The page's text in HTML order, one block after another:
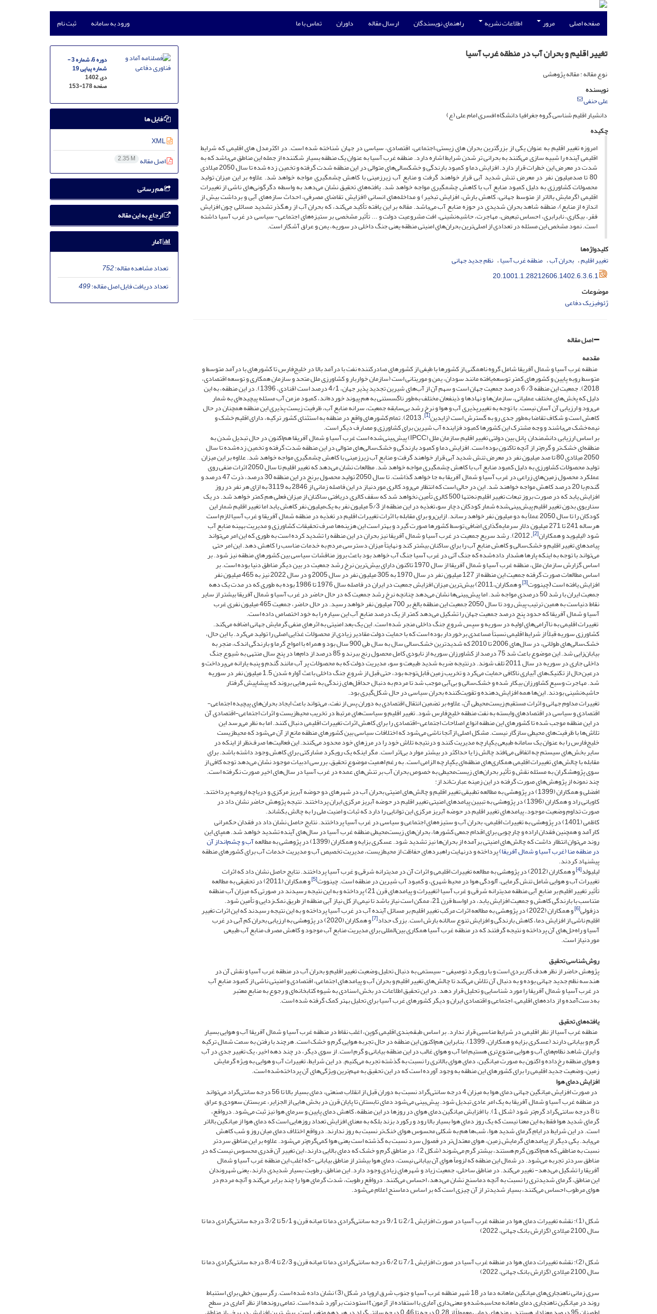
صفحه اصلی مرور اطلاعات نشریه راهنمای نویسندگان ارسال مقاله داوران تماس با ما ورود به سامانه ثبت نام
تغییر اقلیم و بحران آب در منطقه غرب آسیا
نوع مقاله : مقاله پژوهشی
نویسنده
علی حنفی
دانشیار اقلیم شناسی گروه جغرافیا دانشگاه افسری امام علی (ع)
چکیده
امروزه تغییر اقلیم به عنوان یکی از بزرگترین بحران های زیستی،اجتماعی، اقتصادی، سیاسی در جهان شناخته شده است. در اکثرمدل های اقلیمی که شرایط
اقلیمی آینده را شبیه سازی می‌کنند به بحرانی تر شدن شرایط اشاره دارد. منطقه غرب آسیا به عنوان یک منطقه بسیار شکننده از جمله این مناطق می‌باشد که به
شدت در معرض این خطرات قرار دارد. افزایش دما و کمبود بارندگی و خشکسالی‌های متوالی در این منطقه شدت گرفته و تخمین زده شده تا سال 2050 میلادی
80 تا صد‌میلیون نفر در معرض تنش شدید آبی قرار خواهند گرفت و منابع آب زیرزمینی با کاهش چشمگیری مواجه خواهد شد. علاوه بر این میزان تولید
محصولات کشاورزی به دلیل کمبود منابع آب با کاهش چشمگیری مواجه خواهد شد. یافته‌های تحقیق نشان می‌دهد به واسطه دگرگونی‌های ناشی از تغییرات
اقلیمی (گرمایش بالاتر از متوسط جهانی، کاهش بارش، افزایش تبخیر) و مداخله‌های انسانی (افزایش تقاضای مصرفی، احداث سازه‌های آبی و برداشت بیش از
اندازه از منابع)، منطقه شاهد بحران شدیدی در حوزه منابع آب می‌باشد. مقاله بر این یافته تأکید می‌کند، که بحران آب از رهگذر تشدید مسائلی چون افزایش
فقر، بیکاری، نابرابری، احساس تبعیض، مهاجرت، حاشیه‌نشینی، افت مشروعیت دولت و ... تأثیر مشخصی بر ستیزه‌های اجتماعی- سیاسی در غرب آسیا داشته
است. نمود مشخص این مسئله در تعدادی از اصلی‌ترین بحران‌های امنیتی منطقه یعنی جنگ داخلی در سوریه، یمن و عراق آشکار است.
کلیدواژه‌ها
تغییر اقلیم بحران آب منطقه غرب آسیا نظم جدید جهانی
20.1001.1.28212606.1402.6.3.6.1
موضوعات
ژئوفیزیک دفاعی
اصل مقاله
مقدمه
منطقه غرب آسیا و شمال آفریقا شامل گروه ناهمگنی از کشورها با طیفی از کشورهای صادرکننده نفت با درآمد بالا در خلیج‌فارس تا کشورهای با درآمد متوسط و
متوسط روبه پایین و کشورهای کمتر توسعه‌یافته مانند سودان، یمن و موریتانی است (سازمان خواربار و کشاورزی ملل متحد و سازمان همکاری و توسعه اقتصادی،
2018). جمعیت این منطقه 3/ 6 درصد جمعیت جهان است و سهم آن از آب‌های شیرین تجدید پذیر جهان، 4/1 درصد است (قنادی، 1396). در این منطقه، به این
دلیل که پخش‌های مختلف عملیاتی، سازمان‌ها و نهادها و ذینفعان مختلف به‌طور ناگسستنی به هم پیوند خورده‌اند، کمبود مزمن آب مسئله پیچیده‌ای به شمار
می‌رود و ارزیابی آن آسان نیست. با توجه به تغییرپذیری آب و هوا و نرخ رشد بی‌سابقه جمعیت، سرانه منابع آب، ظرفیت زیست پذیری این منطقه همچنان در حال
کاهش است و شکاف تقاضا به‌طور جدی رو به گسترش است (زایدین[1] ، 2013). تمام کشورهای واقع در منطقه به استثنای کشور ترکیه، دارای اقلیم خشک و
نیمه‌خشک می‌باشند و وجه مشترک این کشورها کمبود فزاینده آب شیرین برای کشاورزی و مصارف دیگر است.
بر اساس ارزیابی دانشمندان پانل بین دولتی تغییر اقلیم سازمان ملل (IPCC) پیش‌بینی‌شده است غرب آسیا و شمال آفریقا هم‌اکنون در حال تبدیل شدن به
منطقه‌ای خشک‌تر و گرم‌تر از آنچه تاکنون بوده است. افزایش دما و کمبود بارندگی و خشک‌سالی‌های متوالی در این منطقه شدت گرفته و تخمین زده‌شده تا سال
2050 میلادی 80 تا صد میلیون نفر در معرض تنش شدید آبی قرار خواهند گرفت و منابع آب زیرزمینی با کاهش چشمگیری مواجه خواهد شد. علاوه بر این میزان
تولید محصولات کشاورزی به دلیل کمبود منابع آب با کاهش چشمگیری مواجه خواهد شد. مطالعات نشان می‌دهد که تغییر اقلیم تا سال 2050 اثرات منفی روی
عملکرد محصول زمین‌های زراعی در غرب آسیا و شمال آفریقا به جا خواهد گذاشت. تا سال 2050 تولید محصول برنج در این منطقه 30 درصد، ذرت 47 درصد و
گندم با 20 درصد کاهش مواجه خواهند شد. این در حالی است که انتظار می‌رود کالری موردنیاز در این فاصله زمانی از 2846 به 3119 به ازای هر نفر در روز
افزایش یابد که در صورت بروز تبعات تغییر اقلیم نه‌تنها 500 کالری تأمین نخواهد شد که سقف کالری دریافتی ساکنان از میزان فعلی هم کمتر خواهد شد. در یک
سناریوی بدون تغییر اقلیم پیش‌بینی‌شده شمار کودکان دچار سوءتغذیه در این منطقه از 5/3 میلیون نفر به یک‌میلیون نفر کاهش یابد اما تغییر اقلیم شمار این
کودکان را تا سال 2050 عملاً به دو میلیون نفر خواهد رساند. ازاین‌رو برای مقابله با اثرات تغییرات اقلیم در تغذیه در منطقه شمال آفریقا و غرب آسیا لازم است
هرساله 241 تا 271 میلیون دلار سرمایه‌گذاری اضافی توسط کشورها صورت گیرد و بهتر است این هزینه‌ها صرف تحقیقات کشاورزی و مدیریت بهینه منابع آب
شود (لیلیوید و همکاران[2] ، 2012). رشد سریع جمعیت در غرب آسیا و شمال آفریقا نیز بحران در این منطقه را تشدید کرده است به طوری که این امر می‌تواند
پیامدهای تغییر اقلیم و خشک‌سالی و کاهش منابع آب را برای ساکنان بیشتر کند و نهایتاً میزان دسترسی مردم به خدمات مناسب را کاهش دهد. این امر حتی
می‌تواند با توجه به اینکه پارها هشدار داده‌شده که جنگ آتی در غرب آسیا جنگ آب خواهد بود باعث بروز مناقشات سیاسی بین کشورهای منطقه نیز شود. بر
اساس گزارش سازمان ملل، منطقه غرب آسیا و شمال آفریقا از سال 1970 تاکنون دارای بیش‌ترین نرخ رشد جمعیت در بین دیگر مناطق دنیا بوده است. بر
اساس مطالعات صورت گرفته جمعیت این منطقه از 127 میلیون نفر در سال 1970 به 305 میلیون نفر در سال 2005 و در سال 2022 نیز به 465 میلیون نفر
افزایش یافته است(چینووت[3] و همکاران،2011) بیش‌ترین میزان افزایش جمعیت در ایران در فاصله سال 1976 تا 1986 بوده به طوری که در مدت یک دهه
جمعیت ایران با رشد 50 درصدی مواجه شد. اما پیش‌بینی‌ها نشان می‌دهد چنانچه نرخ رشد جمعیت که در حال حاضر در غرب آسیا و شمال آفریقا بیشتر از سایر
نقاط دنیاست به همین ترتیب پیش رود تا سال 2050 جمعیت این منطقه بالغ بر 700 میلیون نفر خواهد رسید. در حال حاضر، جمعیت 465 میلیون نفری غرب
آسیا و شمال آفریقا که حدود پنج درصد جمعیت جهان را تشکیل می‌دهد کمتر از یک درصد منابع آب این سیاره را به خود اختصاص داده است.
تغییرات اقلیمی به ناآرامی‌های اولیه در سوریه و سپس شروع جنگ داخلی منجر شده است. این یک بعد امنیتی به اثرهای منفی گرمایش جهانی اضافه می‌کند.
کشاورزی سوریه قبلاً از شرایط اقلیمی نسبتاً مساعدی برخوردار بوده است که با حمایت دولت مقادیر زیادی از محصولات غذایی اصلی را تولید می‌کرد. با این حال،
خشک‌سالی‌های طولانی، در سال‌های 2006 تا 2010 که شدیدترین خشک‌سالی سال به سال طی 900 سال بود و همراه با امواج گرما و بارندگی اندک، منجر به
بیابان‌زایی شد. این موضوع باعث شد 75 درصد از کشاورزان سوریه از نابودی کامل محصول رنج ببرند و 85 درصد از دام‌ها در پنج سال منتهی به شیوع جنگ
داخلی جاری در سوریه در سال 2011 تلف شوند. درنتیجه ضربه شدید طبیعت و سوء مدیریت دولت که به محصولات پر آب مانند گندم و پنبه یارانه می‌پرداخت و
درعین‌حال از تکنیک‌های آبیاری ناکافی حمایت می‌کرد و تخریب زمین قابل‌توجه بود، حتی قبل از شروع جنگ داخلی باعث آواره شدن 1.5 میلیون نفر در سوریه
شد. مهاجرت وسیع کشاورزان بیکار شده و خشک‌سالی و بی‌آبی موجب شد تا مردم به دنبال حداقل‌های زندگی به شهرهایی بروند که پیشاپیش گرفتار
حاشیه‌نشینی بودند. این‌ها همه افزایش‌دهنده و تقویت‌کننده بحران سیاسی در حال شکل‌گیری بود.
تغییرات مداوم جهانی و اثرات مستقیم زیست‌محیطی آن، علاوه بر تضمین انتقال اقتصادی به دوران پس از نفت، می‌تواند باعث ایجاد بحران‌های پیچیده اجتماعی-
اقتصادی و سیاسی در اقتصادهای وابسته به نفت منطقه خلیج‌فارس شود. تغییر اقلیم و سیاست‌های مرتبط در تخریب محیط‌زیست و اثرات اجتماعی-اقتصادی آن
در این منطقه موجب شده تا کشورهای این منطقه انواع اصلاحات اجتماعی-اقتصادی را برای کاهش اثرات تغییرات اقلیمی دنبال کنند. اما به نظر می‌رسد این
تلاش‌ها با ظرفیت‌های محیطی سازگار نیست. مشکل اصلی ازآنجا ناشی می‌شود که اختلافات سیاسی بین کشورهای منطقه مانع از آن می‌شود که محیط‌زیست
خلیج‌فارس را به عنوان یک سامانه طبیعی یکپارچه مدیریت کنند و درنتیجه تلاش خود را در مرزهای خود محدود می‌کنند. این فعالیت‌ها صرف‌نظر از اینکه در
سایر بخش‌های سیستم چه اتفاقی می‌افتد چالش زا یا حداکثر در بیشتر موارد بی‌اثر است. مگر اینکه یک رویکرد مشارکتی برای کاهش وجود داشته باشد. برای
مقابله با چالش‌های تغییرات اقلیمی همکاری‌های منطقه‌ای یکپارچه الزامی است. به رغم اهمیت موضوع تحقیق، بررسی ادبیات موجود نشان می‌دهد توجه کافی از
سوی پژوهشگران به مسئله نقش و تأثیر بحران‌های زیست‌محیطی به خصوص بحران آب بر تنش‌های عمده در غرب آسیا در سال‌های اخیر صورت نگرفته است.
چند نمونه از پژوهش‌های صورت گرفته در این زمینه عبارت‌اند از:
افضلی و همکاران (1399) در پژوهشی به مطالعه تطبیقی تغییر اقلیم و چالش‌های امنیتی بحران آب در شهرهای دو حوضه آبریز مرکزی و دریاچه ارومیه پرداختند.
کاویانی راد و همکاران (1396) در پژوهشی به تبیین پیامدهای امنیتی تغییر اقلیم در حوضه آبریز مرکزی ایران پرداختند. نتیجه پژوهش حاضر نشان داد در
صورت تداوم وضعیت موجود، پیامدهای تغییر اقلیم در حوضه آبریز مرکزی این توانایی را دارد که ثبات و امنیت ملی را به چالش بکشاند.
کاظمی (1401) در پژوهشی به تغییرات اقلیمی، بحران آب و ستیزه‌های اجتماعی و سیاسی در غرب آسیا پرداختند. نتایج حاصل نشان داد در فقدان حکمرانی
کارآمد و همچنین فقدان اراده و چارچوبی برای اقدام جمعی کشورها، بحران‌های زیست‌محیطی منطقه غرب آسیا در سال‌های آینده تشدید خواهد شد. همپای این
روند می‌توان انتظار داشت که چالش‌های امنیتی برآمده از بحران‌ها نیز تشدید شود. عسکری بزایه و همکاران (1399) در پژوهشی به مطالعه آب و چشم‌‏انداز آن
در منطقه منا (غرب آسیا و شمال آفریقا)پرداخته و درنهایت راهبردهای حفاظت از محیط‌زیست، مدیریت تخصیص آب و مدیریت خدمات آب برای کشورهای منطقه
پیشنهاد کردند.
لیلیولد[4] و همکاران (2012) در پژوهشی به مطالعه تغییرات اقلیمی و اثرات آن در مدیترانه شرقی و غرب آسیا پرداختند. نتایج حاصل نشان داد که اثرات
تغییرات آب و هوایی شامل تنش گرمایی، آلودگی هوا در محیط شهری، و کمبود آب شیرین در منطقه است. چینووت[5] و همکاران (2011) در تحقیقی به مطالعه
تأثیر تغییر اقلیم بر منابع آبی منطقه مدیترانه شرقی و غرب آسیا (تغییرات و پیامدهای قرن 21) پرداخته و به این نتیجه رسیدند در صورتی که میزان آب منطقه
متناسب با بارندگی کاهش و جمعیت افزایش یابد، در اواسط قرن 21، ممکن است نیاز باشد تا نیمی از کل نیاز آبی منطقه از طریق نمک‌زدایی و تأمین شود.
دزفولی[6] و همکاران (2022) در پژوهشی به مطالعه اثرات مرکب تغییر اقلیم بر مسائل آینده آب در غرب آسیا پرداخته و به این نتیجه رسیدند که این اثرات تغییر
اقلیم ناشی از افزایش دما، کاهش بارندگی و افزایش تنوع سالانه بارش است. بزرگ حداد[7] و همکاران (2020) در پژوهشی به ارزیابی بحران کم آبی در غرب
آسیا و راه‌حل‌های آن پرداخته و نتیجه گرفتند که در منطقه غرب آسیا همکاری بین‌المللی برای مدیریت منابع آب موجود و کاهش مصرف منابع آب طبیعی
موردنیاز است.
روش‌شناسی تحقیق
پژوهش حاضر از نظر هدف کاربردی است و با رویکرد توصیفی - سیستمی به دنبال تحلیل وضعیت تغییر اقلیم و بحران آب در منطقه غرب آسیا و نقش آن در
هندسه نظم جدید جهانی بوده و به دنبال آن تلاش می‌کند تا چالش‌های تغییر اقلیم و بحران آب و پیامدهای اجتماعی، اقتصادی و امنیتی ناشی از کمبود منابع آب
در غرب آسیا و شمال آفریقا را مورد شناسایی و تحلیل قرار دهد. در این تحقیق اطلاعات در بخش اسنادی به شیوه کتابخانه‌ای و رجوع به منابع معتبر
به‌دست‌آمده و از داده‌های اقلیمی، اجتماعی و اقتصادی ایران و دیگر کشورهای غرب آسیا برای تحلیل بهتر کمک گرفته ‌شده است.
یافته‌های تحقیق
منطقه غرب آسیا از نظر اقلیمی در شرایط مناسبی قرار ندارد. بر اساس طبقه‌بندی اقلیمی کوپن، اغلب نقاط در منطقه غرب آسیا و شمال آفریقا آب و هوایی بسیار
گرم و بیابانی دارند (عسکری بزایه و همکاران، 1399). بنابراین هم‌اکنون این منطقه در حال تجربه هوایی گرم و خشک است. هرچند با رفتن به سمت شمال ترکیه
و ایران شاهد نظام‌های آب و هوایی متنوع‌تری هستیم اما آب و هوای غالب در این منطقه بیابانی و گرم است. از سوی دیگر، در چند دهه اخیر، یک تغییر جدی در آب
و هوای منطقه رخ‌داده و اکنون به صورت میانگین، دمای هوای بالاتری را نسبت به گذشته تجربه می‌کنیم. در این شرایط، تغییرات آب و هوایی به ویژه گرمایش
زمین، وضعیت جدید اقلیمی را برای کشورهای این منطقه به وجود آورده است که در این تحقیق به مهم‌ترین ویژگی‌های آن پرداخته‌شده است.
افزایش دمای هوا
در صورت افزایش میانگین جهانی دمای هوا به میزان 4 درجه سانتی‌گراد نسبت به دوران قبل از انقلاب صنعتی، دمای بسیار بالا تا 56 درجه سانتی‌گراد می‌تواند
در منطقه غرب آسیا و شمال آفریقا به یک امر عادی تبدیل شود. پیش‌بینی می‌شود دمای تابستان تا پایان قرن در بخش هایی از الجزایر، عربستان سعودی و عراق
تا 8 درجه سانتی‌گراد گرم‌تر شود (شکل 1). با افزایش میانگین ِدمای هوای در روزها در این منطقه، کاهش دمای پایین و سرمای هوا نیز ثبت می‌شود. درواقع،
گرمای شدید هوا فقط به این معنا نیست که یک روز دمای هوا بسیار بالا رود و رکورد بزند بلکه به معنای افزایشِ تعداد روزهایی است که دمای هوا از میانگین بالاتر
است. در این شرایط در ایامِ گرمای شدید هوا، شب‌ها هم به شکلی محسوس هوای خنک‌تر نسبت به روز ندارند. درواقع اختلاف دمای میان روز و شب کاهش
می‌یابد. یکی دیگر از پیامدهای گرمایش زمین، هوای معتدل‌تر در فصول سرد نسبت به گذشته است یعنی هوا کمی‌گرم‌تر می‌شود. علاوه بر این مناطق سردتر
نسبت به مناطقی که هم‌اکنون گرم هستند، بیشتر گرم می‌شوند (شکل 2). در مناطق گرم و خشک که دمای بالایی دارند، این تغییر آن قدری محسوس نیست که در
مناطق سردتر تجربه می‌شود. در شمال این منطقه که لزوماً هوای آن بیابانی نیست، دمای هوا بیشتر از مناطق بیابانی -که اغلبِ این منطقه غرب آسیا و شمال
آفریقا را تشکیل می‌دهد- تغییر می‌کند. در مناطق ساحلی، جمعیت زیاد و شهرهای زیادی وجود دارد. این مناطق، رطوبت بسیار شدیدی دارند، یعنی شهروندان
این مناطق، گرمای شدیدتری را نسبت به آنچه دماسنج نشان می‌دهد، احساس می‌کنند. درواقع رطوبت، شدت گرمای هوا را چند برابر می‌کند و آنچه مردم در
هوای مرطوب احساس می‌کنند، بسیار شدیدتر از آن چیزی است که بر اساس دماسنج اعلام می‌شود.
شکل (1): نقشه تغییرات دمای هوا در منطقه غرب آسیا در صورت افزایش 2/1 تا 9/1 درجه سانتی‌گرادی دما تا میانه قرن و 5/1 تا 3/2 درجه سانتی‌گرادی دما تا
سال 2100 میلادی (گزارش بانک جهانی، 2022)
شکل (2): نقشه تغییرات دمای هوا در منطقه غرب آسیا در صورت افزایش 7/1 تا 6/2 درجه سانتی‌گرادی دما تا میانه قرن و 2/3 تا 8/4 درجه سانتی‌گرادی دما تا
سال 2100 میلادی (گزارش بانک جهانی، 2022)
سری زمانی ناهنجاری‌های میانگین ماهانه دما در 18 شهر منطقه غرب آسیا و جنوب شرق اروپا در شکل (3) نشان داده شده است. رگرسیون خطی برای استنباط
روند در میانگین ناهنجاری دمای ماهانه محاسبه‌شده و معنی‌داری آماری با استفاده از آزمون t استودنت برآورد شده است. تمامی روندها از نظر آماری در سطح
دوره 6، شماره 3 -
شماره پیاپی 19
دی 1402
صفحه153-178
فایل ها
XML
اصل مقاله 2.35 M
هم رسانی
ارجاع به این مقاله
آمار
تعداد مشاهده مقاله:752
تعداد دریافت فایل اصل مقاله:499